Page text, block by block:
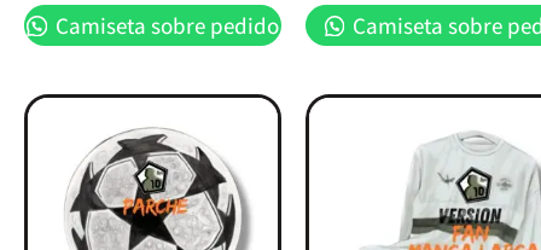
Camiseta sobre pedido Camiseta sobre